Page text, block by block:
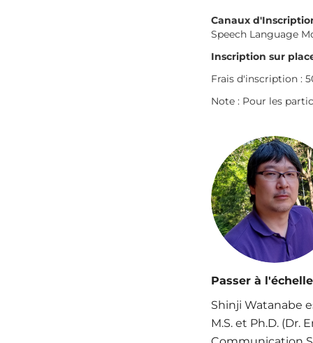
Canaux
Speech Language
Inscription sur
Frais d'inscription :
Note : Pour les
Passer à
Shinji Watanabe
M.S. et Ph.D. (Dr.